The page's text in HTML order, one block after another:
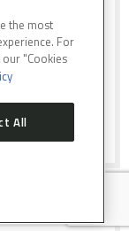
do
Fe3Ga4
MFNN é
the most
For
"Cookies
All